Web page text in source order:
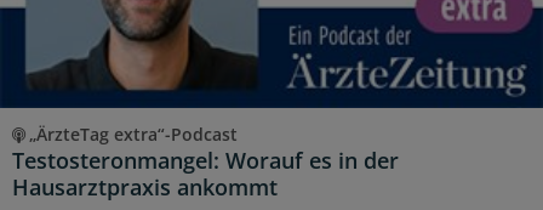
„ÄrzteTag extra“-Podcast
Testosteronmangel: Worauf es in der
Hausarztpraxis ankommt